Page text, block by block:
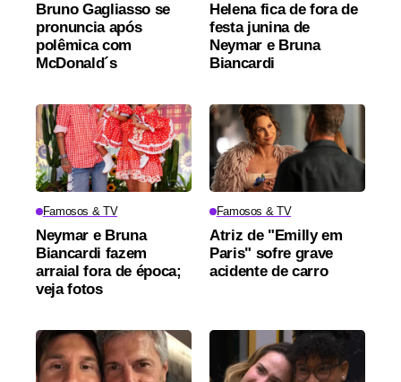
Bruno Gagliasso se
pronuncia após
polêmica com
McDonald´s
Helena fica de fora de
festa junina de
Neymar e Bruna
Biancardi
Famosos & TV
Neymar e Bruna
Biancardi fazem
arraial fora de época;
veja fotos
Famosos & TV
Atriz de "Emilly em
Paris" sofre grave
acidente de carro